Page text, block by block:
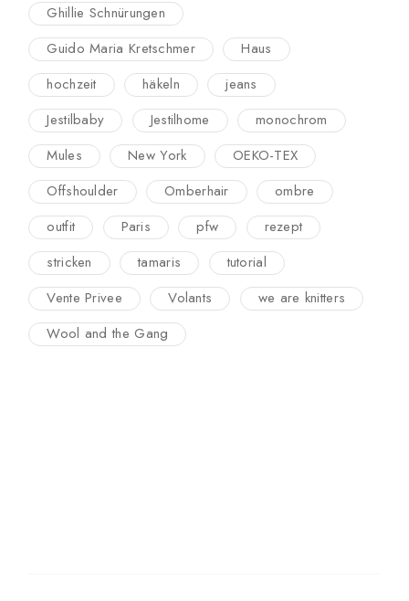
Ghillie Schnürungen
Guido Maria Kretschmer
Haus
hochzeit
häkeln
jeans
Jestilbaby
Jestilhome
monochrom
Mules
New York
OEKO-TEX
Offshoulder
Omberhair
ombre
outfit
Paris pfw
rezept
stricken
tamaris
tutorial
Vente Privee
Volants
we are knitters
Wool and the Gang